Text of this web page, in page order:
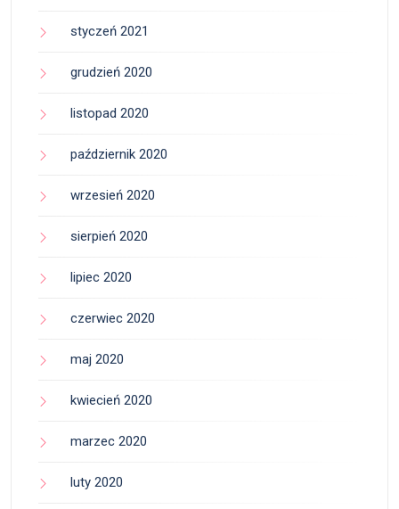
styczeń 2021
grudzień 2020
listopad 2020
październik 2020
wrzesień 2020
sierpień 2020
lipiec 2020
czerwiec 2020
maj 2020
kwiecień 2020
marzec 2020
luty 2020